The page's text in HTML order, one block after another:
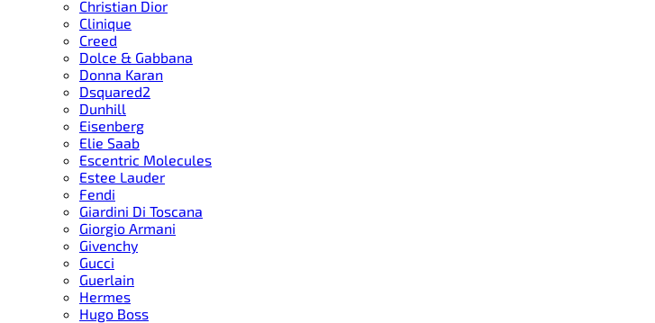
Christian Dior
Clinique
Creed
Dolce & Gabbana
Donna Karan
Dsquared2
Dunhill
Eisenberg
Elie Saab
Escentric Molecules
Estee Lauder
Fendi
Giardini Di Toscana
Giorgio Armani
Givenchy
Gucci
Guerlain
Hermes
Hugo Boss